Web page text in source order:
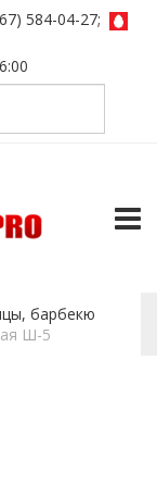
584-04-27;
барбекю
Ш-5